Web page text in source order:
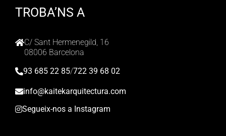
TROBA’NS A
C/ Sant Hermenegild, 16
08006 Barcelona
93 685 22 85/722 39 68 02
info@kaitekarquitectura.com
Segueix-nos a Instagram